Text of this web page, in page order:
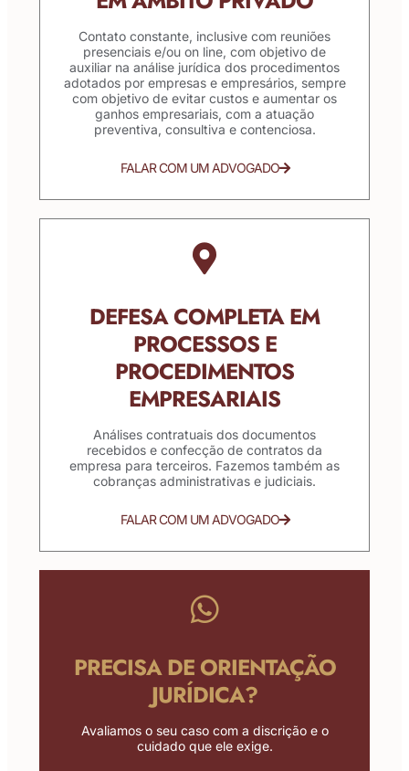
Contato constante, inclusive com reuniões
presenciais e/ou on line, com objetivo de
auxiliar na análise jurídica dos procedimentos
adotados por empresas e empresários, sempre
com objetivo de evitar custos e aumentar os
ganhos empresariais, com a atuação
preventiva, consultiva e contenciosa.
FALAR COM UM ADVOGADO
DEFESA COMPLETA EM
PROCESSOS E
PROCEDIMENTOS
EMPRESARIAIS
Análises contratuais dos documentos
recebidos e confecção de contratos da
empresa para terceiros. Fazemos também as
cobranças administrativas e judiciais.
FALAR COM UM ADVOGADO
PRECISA DE ORIENTAÇÃO
JURÍDICA?
Avaliamos o seu caso com a discrição e o
cuidado que ele exige.